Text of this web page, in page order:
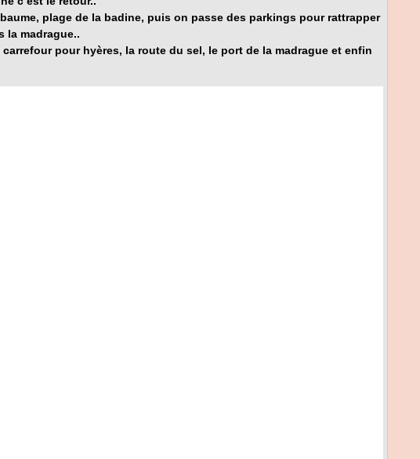
, plage de la badine, puis on passe des parkings pour rattrapper
la madrague..
pour hyères, la route du sel, le port de la madrague et enfin